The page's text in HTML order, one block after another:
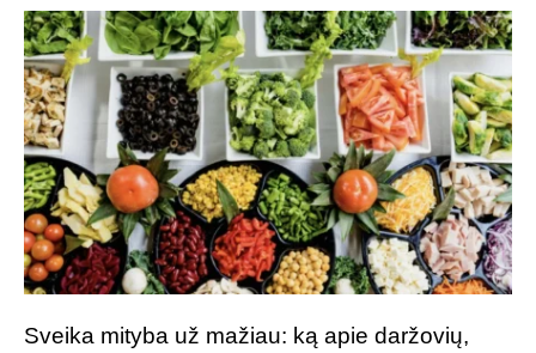
Sveika mityba už mažiau: ką apie daržovių,